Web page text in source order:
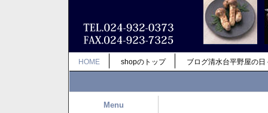
HOME shopのトップ ブログ清水台平野屋の日
Menu